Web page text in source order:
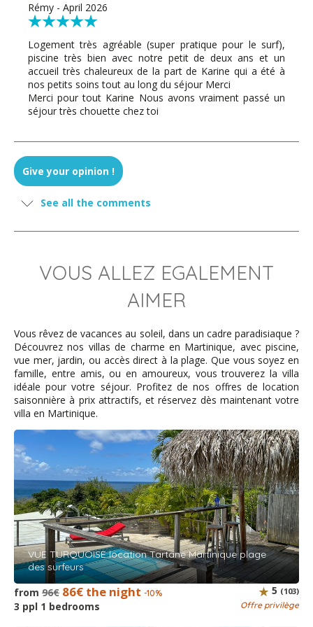
Rémy - April 2026
Logement très agréable (super pratique pour le surf),
piscine très bien avec notre petit de deux ans et un
accueil très chaleureux de la part de Karine qui a été à
nos petits soins tout au long du séjour Merci
Merci pour tout Karine Nous avons vraiment passé un
séjour très chouette chez toi
SIMONE - March 2026
Karine hat uns persönlich und sehr freundlich
Strand und kann von dort durch den Wald wandern und
die Natur der Halbinsel erkunden. Ein Mietwagen ist -wie
fast überall auf Martinique- unbedingt erforderlich.
Karine nous a accueillis personnellement et très
avec la cuisine, était très spacieux et offrait une vue
magnifique sur la mer. Exactement comme nous l'avions
souhaité ! Le quartier est calme ; en quelques minutes,
on est à la plage, d'où l'on peut se promener dans la
forêt et découvrir la nature de la presqu'île. Une voiture
de location est indispensable, comme presque partout
en Martinique.
Amélie - March 2026
Logement en pleine nature très confortable. La vue est
magnifique. Tout s’est très bien passé. Merci à Karine
pour sa disponibilité et ses indications. Nous vous
recommandons ce logement sans hésiter.
Hugues Rousseau - March 2026
Give your opinion !
See all the comments
VOUS ALLEZ EGALEMENT
AIMER
Vous rêvez de vacances au soleil, dans un cadre paradisiaque ?
Découvrez nos villas de charme en Martinique, avec piscine,
vue mer, jardin, ou accès direct à la plage. Que vous soyez en
famille, entre amis, ou en amoureux, vous trouverez la villa
idéale pour votre séjour. Profitez de nos offres de location
saisonnière à prix attractifs, et réservez dès maintenant votre
villa en Martinique.
VUE TURQUOISE location Tartane Martinique plage
des surfeurs
from 96€ 86€ the night -10%
3 ppl 1 bedrooms Offre privilège
5 (103)